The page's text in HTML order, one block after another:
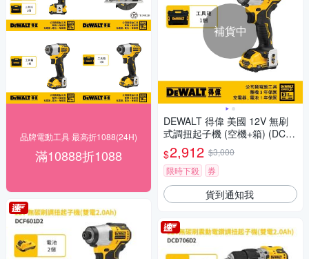
品牌電動工具 最高折1088(24H)
滿10888折1088
補貨中
DEWALT 得偉 美國 12V 無刷
式調扭起子機 (空機+箱) (DCF6
01NK)
$2,912 $3,000
限時下殺
券
貨到通知我